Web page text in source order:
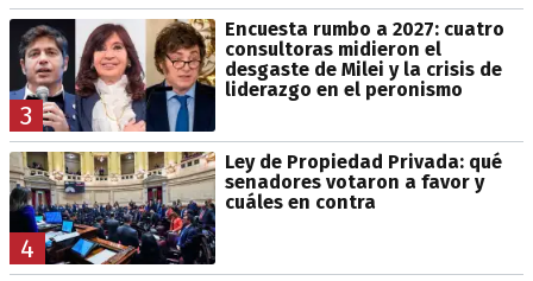
3
Encuesta rumbo a 2027: cuatro
consultoras midieron el
desgaste de Milei y la crisis de
liderazgo en el peronismo
4
Ley de Propiedad Privada: qué
senadores votaron a favor y
cuáles en contra